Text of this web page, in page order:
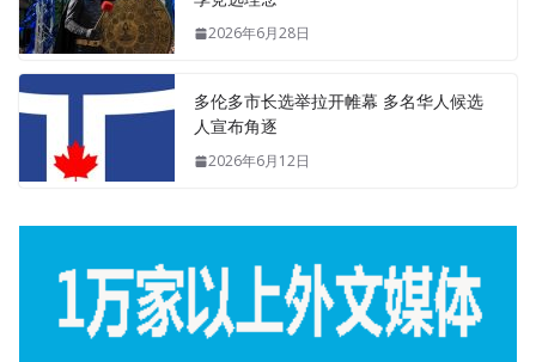
2026年6月28日
多伦多市长选举拉开帷幕 多名华人候选
人宣布角逐
2026年6月12日